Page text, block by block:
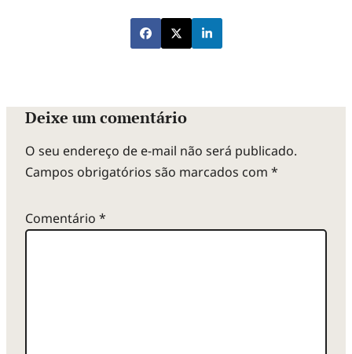
Deixe um comentário
O seu endereço de e-mail não será publicado.
Campos obrigatórios são marcados com *
Comentário *